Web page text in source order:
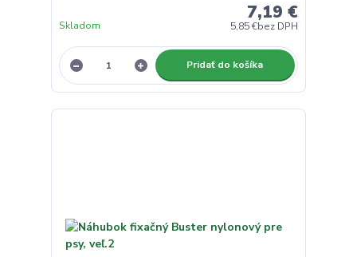
7,19 €
5,85 €bez DPH
Skladom
Pridať do košíka